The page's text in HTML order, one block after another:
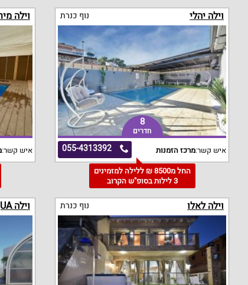
וילה יהלי נוף כנרת
8
חדרים
055-4313392 איש קשר:מרכז הזמנות
החל מ8500 ₪ ללילה למזמינים
3 לילות בסופ"ש הקרוב
וילה
איש קשר:
וילה לאלו נוף כנרת וילה AQUA בוטיק